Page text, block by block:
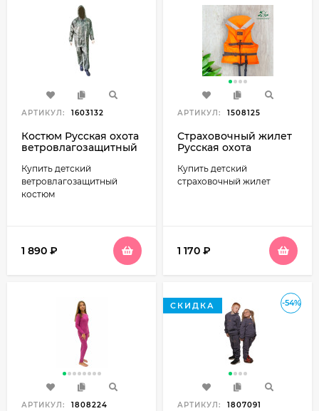
АРТИКУЛ: 1603132
Костюм Русская охота
ветровлагозащитный
Купить детский
ветровлагозащитный
костюм
1 890 ₽
АРТИКУЛ: 1508125
Страховочный жилет
Русская охота
40 кг)
Купить детский
страховочный жилет
1 170 ₽
АРТИКУЛ: 1808224
-54%
СКИДКА
АРТИКУЛ: 1807091